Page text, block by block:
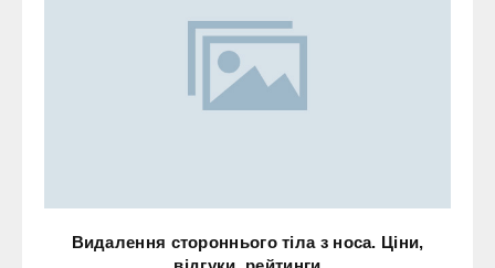
Видалення стороннього тіла з носа. Ціни,